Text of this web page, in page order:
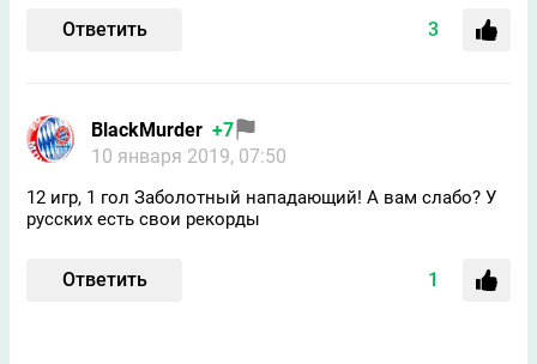
Ответить 3
BlackMurder +7
10 января 2019, 07:50
12 игр, 1 гол Заболотный нападающий! А вам слабо? У
русских есть свои рекорды
Ответить 1